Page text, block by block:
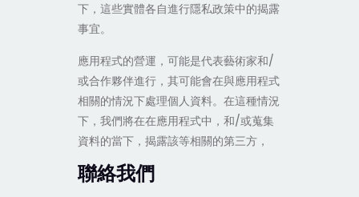
下，這些實體各自進行隱私政策中的揭露
事宜。
應用程式的營運，可能是代表藝術家和/
或合作夥伴進行，其可能會在與應用程式
相關的情況下處理個人資料。在這種情況
下，我們將在在應用程式中，和/或蒐集
資料的當下，揭露該等相關的第三方，
聯絡我們